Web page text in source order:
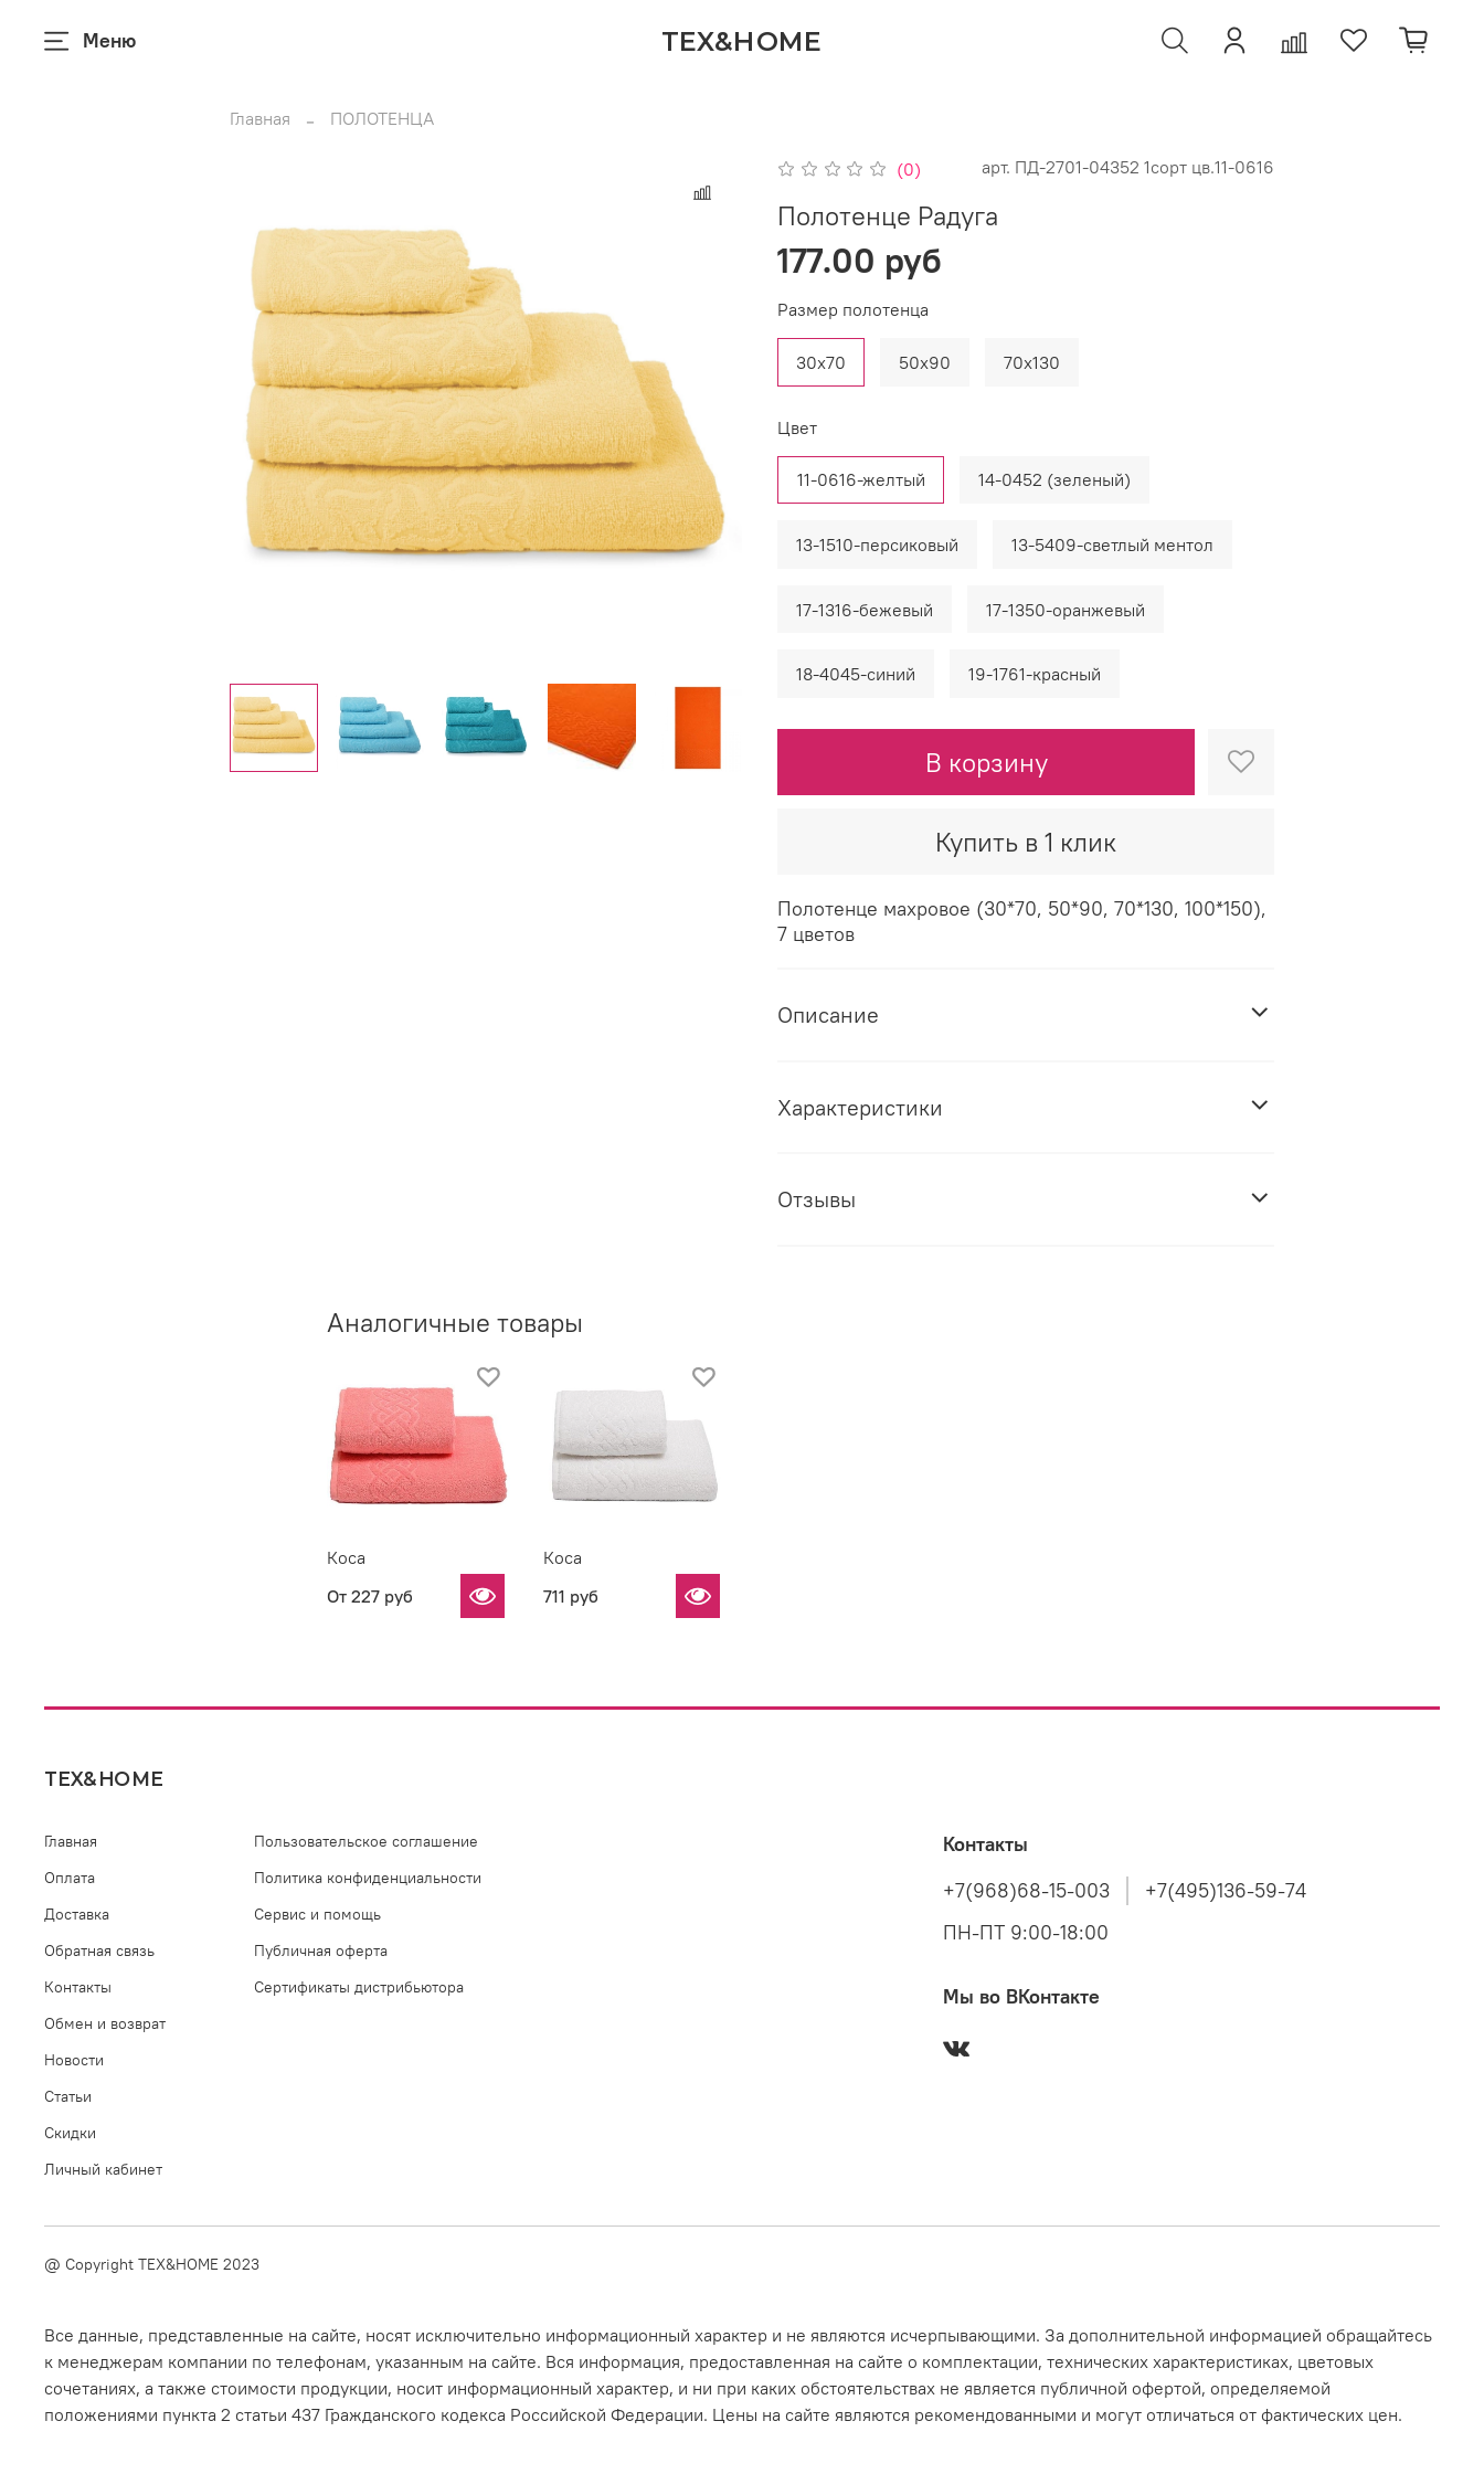
Меню TEX&HOME
Главная ПОЛОТЕНЦА
(0) арт. ПД-2701-04352 1сорт цв.11-0616
Полотенце Радуга
177.00 руб
В корзину
Купить в 1 клик
Размер полотенца
30x70 50x90 70x130
Цвет
11-0616-желтый 14-0452 (зеленый)
13-1510-персиковый 13-5409-светлый ментол
17-1316-бежевый 17-1350-оранжевый
18-4045-синий 19-1761-красный
Полотенце махровое (30*70, 50*90, 70*130, 100*150),
7 цветов
Описание
Характеристики
Отзывы
Аналогичные товары
Коса
От 227 руб
Коса
711 руб
TEX&HOME
Главная
Оплата
Доставка
Обратная связь
Контакты
Обмен и возврат
Новости
Статьи
Скидки
Личный кабинет
Пользовательское соглашение
Политика конфиденциальности
Сервис и помощь
Публичная оферта
Сертификаты дистрибьютора
Контакты
+7(968)68-15-003
+7(495)136-59-74
ПН-ПТ 9:00-18:00
Мы во ВКонтакте
@ Copyright TEX&HOME 2023
Все данные, представленные на сайте, носят исключительно информационный характер и не являются исчерпывающими. За дополнительной информацией обращайтесь
к менеджерам компании по телефонам, указанным на сайте. Вся информация, предоставленная на сайте о комплектации, технических характеристиках, цветовых
сочетаниях, а также стоимости продукции, носит информационный характер, и ни при каких обстоятельствах не является публичной офертой, определяемой
положениями пункта 2 статьи 437 Гражданского кодекса Российской Федерации. Цены на сайте являются рекомендованными и могут отличаться от фактических цен.